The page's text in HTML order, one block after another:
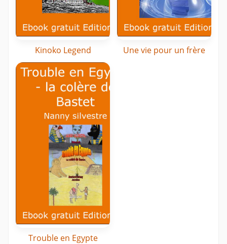
Kinoko Legend Une vie pour un frère
Trouble en Egypte